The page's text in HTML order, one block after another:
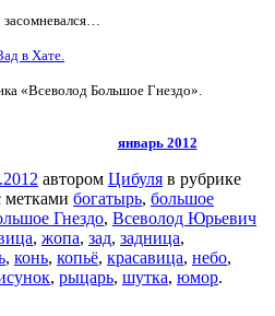
в Хате.
«Всеволод Большое Гнездо».
январь 2012
автором Цибуля в рубрике
метками богатырь, большое
Гнездо, Всеволод Юрьевич
, жопа, зад, задница,
, конь, копьё, красавица, небо,
, рыцарь, шутка, юмор.